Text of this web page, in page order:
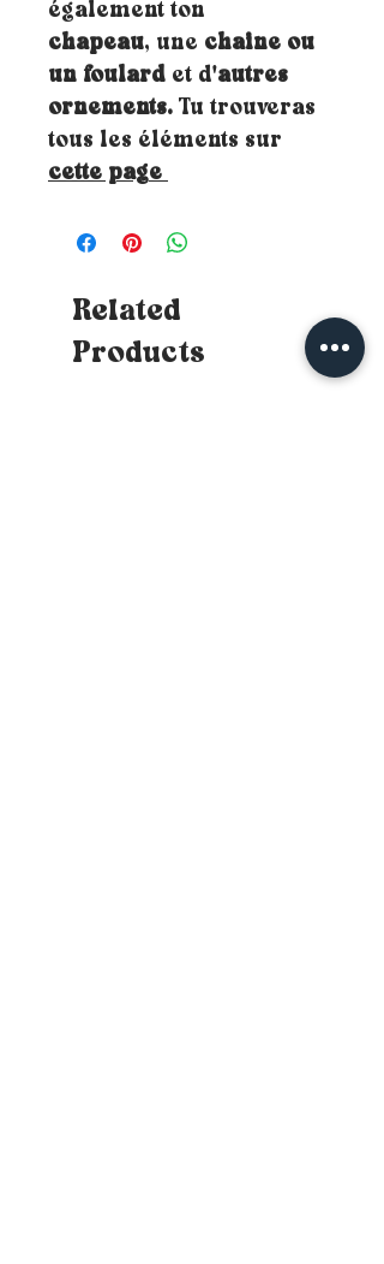
également ton
chapeau, une chaine ou
un foulard et d'autres
ornements. Tu trouveras
tous les éléments sur
cette page
Related
Products